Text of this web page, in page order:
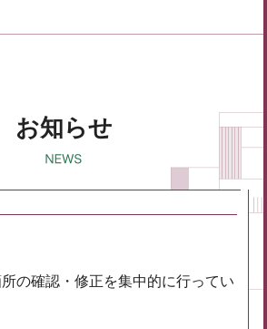
お知らせ
の確認・修正を集中的に行ってい